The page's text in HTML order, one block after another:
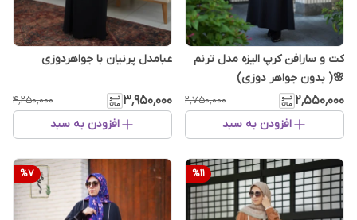
کت و سارافن کرپ الیزه مدل ترنم
🌸( بدون جواهر دوزی)
۲٬۵۵۰٬۰۰۰ ۲٬۷۵۰٬۰۰۰
افزودن به سبد
عبامدل پرنیان با جواهردوزی
۳٬۹۵۰٬۰۰۰ ۴٬۲۵۰٬۰۰۰
افزودن به سبد
%11
%7